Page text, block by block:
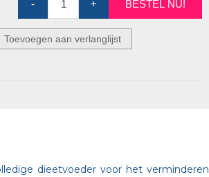
- + BESTEL NU!
Toevoegen aan verlanglijst
dieetvoeder voor het verminderen